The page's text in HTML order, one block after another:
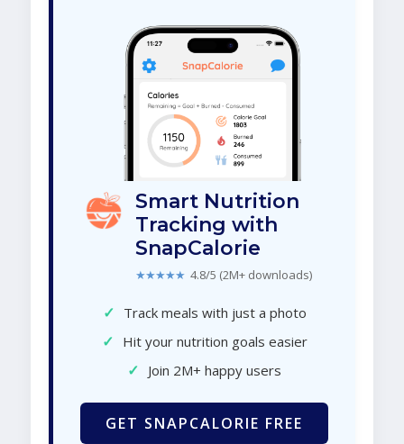
Smart Nutrition
Tracking with
SnapCalorie
★★★★★ 4.8/5 (2M+ downloads)
✓ Track meals with just a photo
✓ Hit your nutrition goals easier
✓ Join 2M+ happy users
GET SNAPCALORIE FREE